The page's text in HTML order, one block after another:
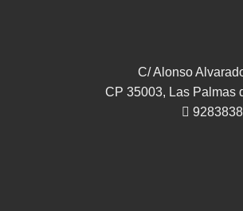
C/ Alonso
CP 35003, Las Palmas